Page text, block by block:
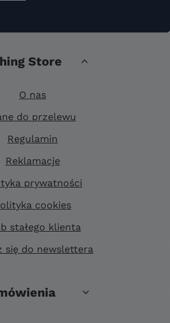
Store
O nas
do przelewu
Regulamin
Reklamacje
prywatności
cookies
stałego klienta
się do newslettera